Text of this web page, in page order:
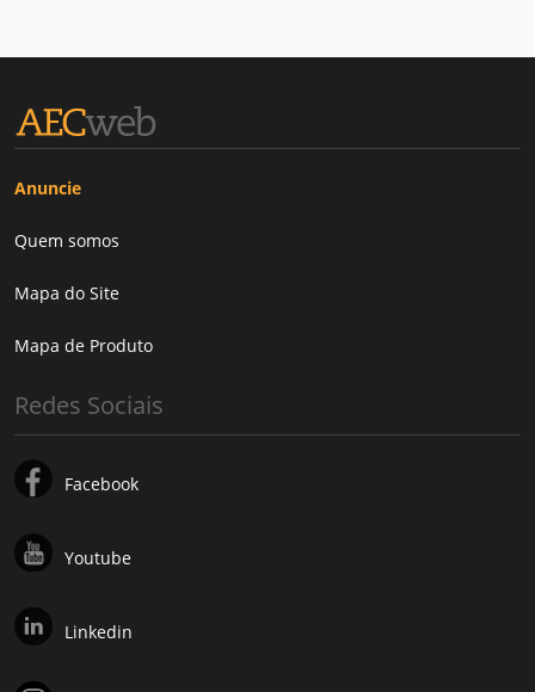
Anuncie
Quem somos
Mapa do Site
Mapa de Produto
Redes Sociais
Facebook
Youtube
Linkedin